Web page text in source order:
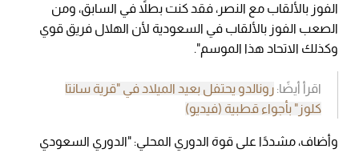
الفوز بالألقاب مع النصر، فقد كنت بطلاً في السابق، ومن
الصعب الفوز بالألقاب في السعودية لأن الهلال فريق قوي
وكذلك الاتحاد هذا الموسم".
اقرأ أيضًا: رونالدو يحتفل بعيد الميلاد في "قرية سانتا
كلوز" بأجواء قطبية (فيديو)
وأضاف، مشددًا على قوة الدوري المحلي: "الدوري السعودي